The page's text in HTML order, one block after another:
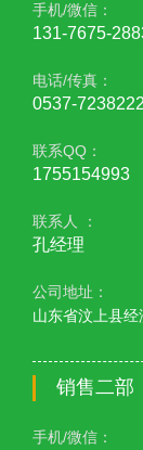
手机/微信：
131-7675-
电话/传真：
0537-7238222
联系QQ：
1755154993
联系人 ：
孔经理
公司地址：
山东省汶上县
销售二部
手机/微信：